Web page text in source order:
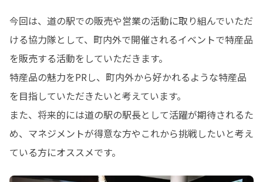
今回は、道の駅での販売や営業の活動に取り組んでいただ
ける協力隊として、町内外で開催されるイベントで特産品
を販売する活動をしていただきます。
特産品の魅力をPRし、町内外から好かれるような特産品
を目指していただきたいと考えています。
また、将来的には道の駅の駅長として活躍が期待されるた
め、マネジメントが得意な方やこれから挑戦したいと考え
ている方にオススメです。